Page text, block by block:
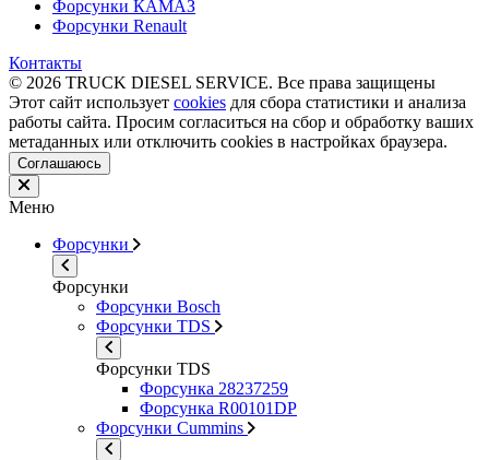
Форсунки КАМАЗ
Форсунки Renault
Контакты
© 2026 TRUCK DIESEL SERVICE. Все права защищены
Этот сайт использует cookies для сбора статистики и анализа
работы сайта. Просим согласиться на сбор и обработку ваших
метаданных или отключить cookies в настройках браузера.
Соглашаюсь
Меню
Форсунки
Форсунки
Форсунки Bosch
Форсунки TDS
Форсунки TDS
Форсунка 28237259
Форсунка R00101DP
Форсунки Cummins